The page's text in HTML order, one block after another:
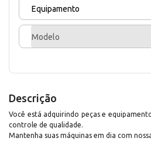
Equipamento
Modelo
Descrição
Você está adquirindo peças e
controle de qualidade.
Mantenha suas máquinas em dia com